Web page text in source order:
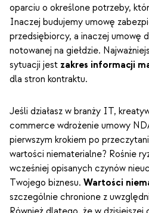
oparciu o określone potrzeby,
Inaczej budujemy umowę
przedsiębiorcy, a inaczej umowę
notowanej na giełdzie.
sytuacji jest zakres informacji
dla stron kontraktu.
Jeśli działasz w branży IT,
commerce wdrożenie umowy
pierwszym krokiem po
wartości niematerialne? Rośnie
wcześniej opisanych czynów
Twojego biznesu. Wartości
szczególnie chronione z